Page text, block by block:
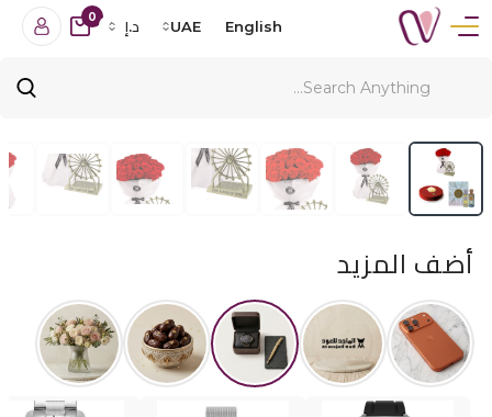
English
UAE د.إ
0
أضف المزيد